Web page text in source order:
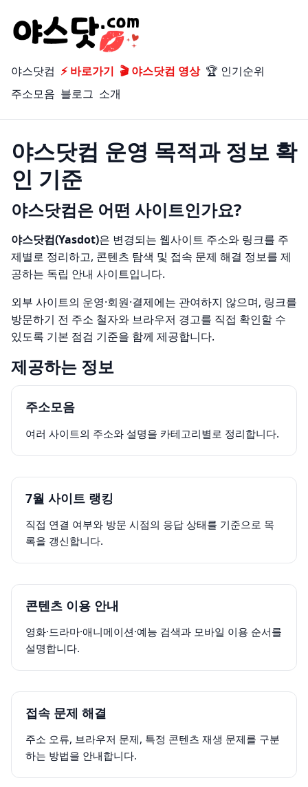
야스닷컴 ⚡ 바로가기 🎬 야스닷컴 영상 🏆 인기순위
주소모음 블로그 소개
야스닷컴 운영 목적과 정보 확
인 기준
야스닷컴은 어떤 사이트인가요?
야스닷컴(Yasdot)은 변경되는 웹사이트 주소와 링크를 주
제별로 정리하고, 콘텐츠 탐색 및 접속 문제 해결 정보를 제
공하는 독립 안내 사이트입니다.
외부 사이트의 운영·회원·결제에는 관여하지 않으며, 링크를
방문하기 전 주소 철자와 브라우저 경고를 직접 확인할 수
있도록 기본 점검 기준을 함께 제공합니다.
제공하는 정보
주소모음
여러 사이트의 주소와 설명을 카테고리별로 정리합니다.
7월 사이트 랭킹
직접 연결 여부와 방문 시점의 응답 상태를 기준으로 목
록을 갱신합니다.
콘텐츠 이용 안내
영화·드라마·애니메이션·예능 검색과 모바일 이용 순서를
설명합니다.
접속 문제 해결
주소 오류, 브라우저 문제, 특정 콘텐츠 재생 문제를 구분
하는 방법을 안내합니다.